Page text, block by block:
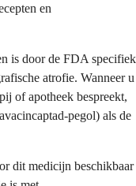
en
is door de FDA specifiek
atrofie. Wanneer u
of apotheek bespreekt,
pegol) als de
dit medicijn beschikbaar